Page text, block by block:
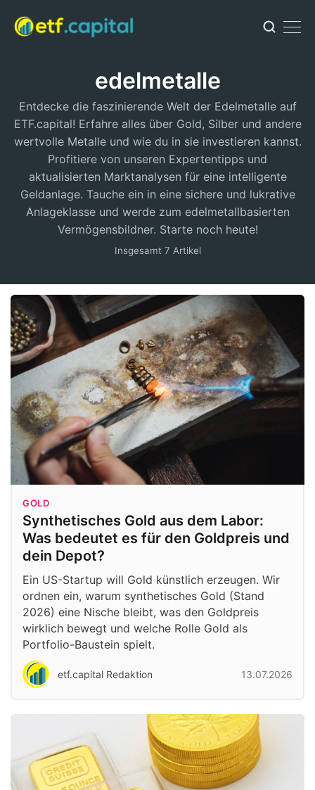
edelmetalle
Entdecke die faszinierende Welt der Edelmetalle auf
ETF.capital! Erfahre alles über Gold, Silber und andere
wertvolle Metalle und wie du in sie investieren kannst.
Profitiere von unseren Expertentipps und
aktualisierten Marktanalysen für eine intelligente
Geldanlage. Tauche ein in eine sichere und lukrative
Anlageklasse und werde zum edelmetallbasierten
Vermögensbildner. Starte noch heute!
Insgesamt 7 Artikel
GOLD
Synthetisches Gold aus dem Labor:
Was bedeutet es für den Goldpreis und
dein Depot?
Ein US-Startup will Gold künstlich erzeugen. Wir
ordnen ein, warum synthetisches Gold (Stand
2026) eine Nische bleibt, was den Goldpreis
wirklich bewegt und welche Rolle Gold als
Portfolio-Baustein spielt.
etf.capital Redaktion 13.07.2026